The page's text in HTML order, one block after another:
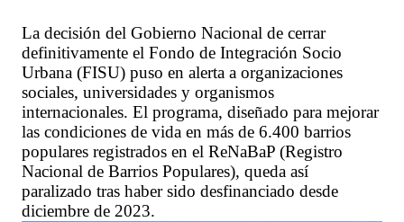
La decisión del Gobierno Nacional de cerrar
definitivamente el Fondo de Integración Socio
Urbana (FISU) puso en alerta a organizaciones
sociales, universidades y organismos
internacionales. El programa, diseñado para mejorar
las condiciones de vida en más de 6.400 barrios
populares registrados en el ReNaBaP (Registro
Nacional de Barrios Populares), queda así
paralizado tras haber sido desfinanciado desde
diciembre de 2023.